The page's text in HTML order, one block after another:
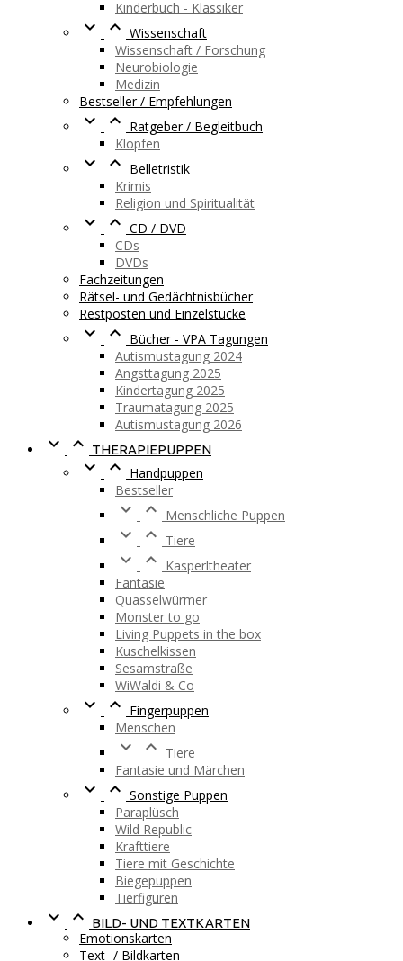
Kinderbuch - Klassiker
  Wissenschaft
Wissenschaft / Forschung
Neurobiologie
Medizin
Bestseller / Empfehlungen
  Ratgeber / Begleitbuch
Klopfen
  Belletristik
Krimis
Religion und Spiritualität
  CD / DVD
CDs
DVDs
Fachzeitungen
Rätsel- und Gedächtnisbücher
Restposten und Einzelstücke
  Bücher - VPA Tagungen
Autismustagung 2024
Angsttagung 2025
Kindertagung 2025
Traumatagung 2025
Autismustagung 2026
  THERAPIEPUPPEN
  Handpuppen
Bestseller
  Menschliche Puppen
  Tiere
  Kasperltheater
Fantasie
Quasselwürmer
Monster to go
Living Puppets in the box
Kuschelkissen
Sesamstraße
WiWaldi & Co
  Fingerpuppen
Menschen
  Tiere
Fantasie und Märchen
  Sonstige Puppen
Paraplüsch
Wild Republic
Krafttiere
Tiere mit Geschichte
Biegepuppen
Tierfiguren
  BILD- UND TEXTKARTEN
Emotionskarten
Text- / Bildkarten